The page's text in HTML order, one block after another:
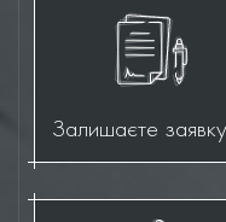
Залишаєте